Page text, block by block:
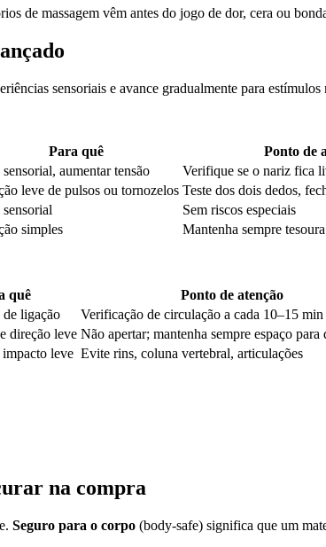
de massagem vêm antes do jogo de dor, cera ou
sensoriais e avance gradualmente para estímulos
Para quê
Ponto de
sensorial, aumentar tensão
Verifique se o nariz fica
leve de pulsos ou tornozelos Teste dos dois dedos,
sensorial
Sem riscos especiais
simples Mantenha sempre
quê
Ponto de atenção
ligação
Verificação de circulação a cada 10–15 min
direção leve Não apertar; mantenha sempre espaço para
impacto leve Evite rins, coluna vertebral, articulações
na compra
Seguro para o corpo (body-safe) significa que um